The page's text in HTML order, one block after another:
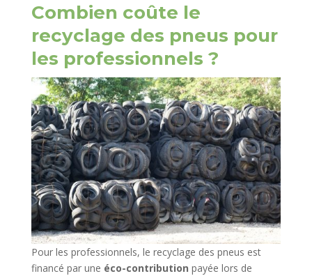
Combien coûte le
recyclage des pneus pour
les professionnels ?
Pour les professionnels, le recyclage des pneus est
financé par une éco-contribution payée lors de